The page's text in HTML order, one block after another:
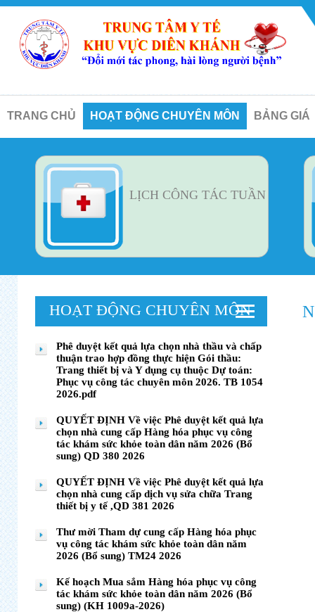
TRANG CHỦ HOẠT ĐỘNG CHUYÊN MÔN BẢNG GIÁ
LỊCH CÔNG TÁC TUẦN
HOẠT ĐỘNG CHUYÊN MÔN
Phê duyệt kết quả lựa chọn nhà thầu và chấp
thuận trao hợp đồng thực hiện Gói thầu:
Trang thiết bị và Y dụng cụ thuộc Dự toán:
Phục vụ công tác chuyên môn 2026. TB 1054
2026.pdf
QUYẾT ĐỊNH Về việc Phê duyệt kết quả lựa
chọn nhà cung cấp Hàng hóa phục vụ công
tác khám sức khỏe toàn dân năm 2026 (Bổ
sung) QD 380 2026
QUYẾT ĐỊNH Về việc Phê duyệt kết quả lựa
chọn nhà cung cấp dịch vụ sửa chữa Trang
thiết bị y tế ,QD 381 2026
Thư mời Tham dự cung cấp Hàng hóa phục
vụ công tác khám sức khỏe toàn dân năm
2026 (Bổ sung) TM24 2026
Kế hoạch Mua sắm Hàng hóa phục vụ công
tác khám sức khỏe toàn dân năm 2026 (Bổ
sung) (KH 1009a-2026)